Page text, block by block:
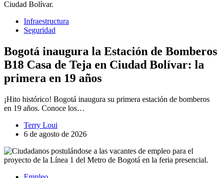
Infraestructura
Seguridad
Bogotá inaugura la Estación de Bomberos
B18 Casa de Teja en Ciudad Bolívar: la
primera en 19 años
¡Hito histórico! Bogotá inaugura su primera estación de bomberos
en 19 años. Conoce los…
Terry Loui
6 de agosto de 2026